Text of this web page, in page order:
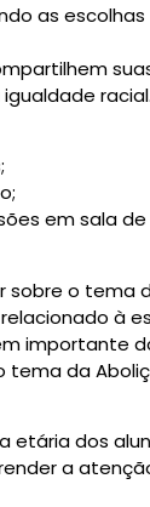
as
racial.
em sala de
o tema
à
importante
da
etária dos
a